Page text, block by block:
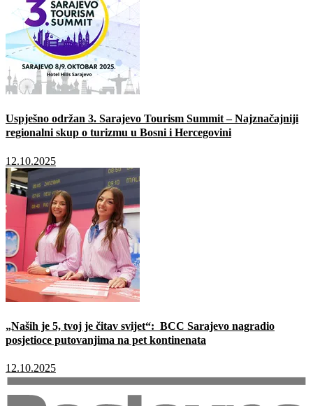
Uspješno održan 3. Sarajevo Tourism Summit – Najznačajniji
regionalni skup o turizmu u Bosni i Hercegovini
12.10.2025
„Naših je 5, tvoj je čitav svijet“: BCC Sarajevo nagradio
posjetioce putovanjima na pet kontinenata
12.10.2025